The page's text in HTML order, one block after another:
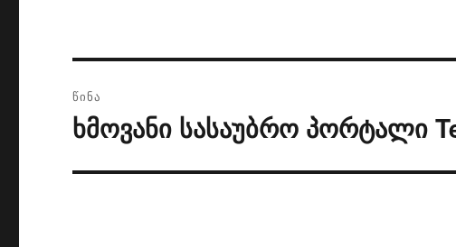
ნავიგაცია
ᲬᲘᲜᲐ
წინა
ხმოვანი სასაუბრო პორტალი